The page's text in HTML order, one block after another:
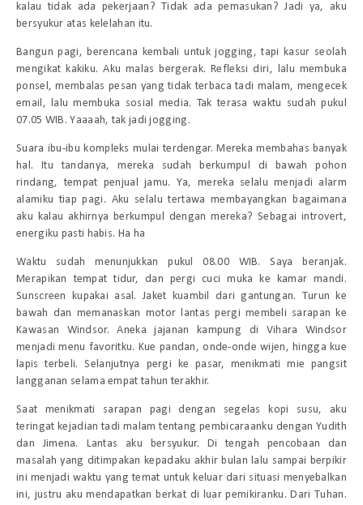
kalau tidak ada pekerjaan? Tidak ada pemasukan? Jadi ya, aku
bersyukur atas kelelahan itu.
Bangun pagi, berencana kembali untuk jogging, tapi kasur seolah
mengikat kakiku. Aku malas bergerak. Refleksi diri, lalu membuka
ponsel, membalas pesan yang tidak terbaca tadi malam, mengecek
email, lalu membuka sosial media. Tak terasa waktu sudah pukul
07.05 WIB.Yaaaah, tak jadi jogging.
Suara ibu-ibu kompleks mulai terdengar. Mereka membahas banyak
hal. Itu tandanya, mereka sudah berkumpul di bawah pohon
rindang, tempat penjual jamu. Ya, mereka selalu menjadi alarm
alamiku tiap pagi. Aku selalu tertawa membayangkan bagaimana
aku kalau akhirnya berkumpul dengan mereka? Sebagai introvert,
energiku pasti habis. Ha ha
Waktu sudah menunjukkan pukul 08.00 WIB. Saya beranjak.
Merapikan tempat tidur, dan pergi cuci muka ke kamar mandi.
Sunscreen kupakai asal. Jaket kuambil dari gantungan. Turun ke
bawah dan memanaskan motor lantas pergi membeli sarapan ke
Kawasan Windsor. Aneka jajanan kampung di Vihara Windsor
menjadi menu favoritku. Kue pandan, onde-onde wijen, hingga kue
lapis terbeli. Selanjutnya pergi ke pasar, menikmati mie pangsit
langganan selama empat tahun terakhir.
Saat menikmati sarapan pagi dengan segelas kopi susu, aku
teringat kejadian tadi malam tentang pembicaraanku dengan Yudith
dan Jimena. Lantas aku bersyukur. Di tengah pencobaan dan
masalah yang ditimpakan kepadaku akhir bulan lalu sampai berpikir
ini menjadi waktu yang temat untuk keluar dari situasi menyebalkan
ini, justru aku mendapatkan berkat di luar pemikiranku. Dari Tuhan.